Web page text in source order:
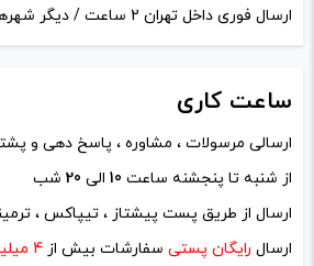
ارسال فوری داخل تهران 2 ساعت / دیگر شهرها 2 تا 4 روز
ساعت کاری
ارسالی مرسولات ، مشاوره ، پاسخ دهی و
از شنبه تا پنجشنه ساعت 10 الی 20 شب
ارسال از طریق پست پیشتاز ، تیپاکس ،
ارسال رایگان پستی سفارشات بیش از 4 میلیون